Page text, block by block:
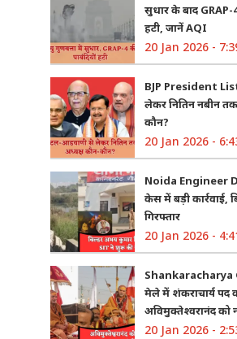
सुधार के बाद GRAP-
हटी, जानें AQI
20 Jan 2026 -
BJP President
लेकर नितिन नबीन
कौन?
20 Jan 2026 -
Noida Engineer
केस में बड़ी कार्रवाई,
गिरफ्तार
20 Jan 2026 -
Shankaracharya
मेले में शंकराचार्य पद
अविमुक्तेश्वरानंद को
20 Jan 2026 -